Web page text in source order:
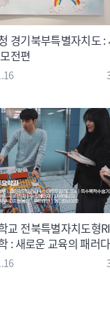
경기북부특별자치도 :
전편
교 전북특별자치도형
: 새로운 교육의 패러